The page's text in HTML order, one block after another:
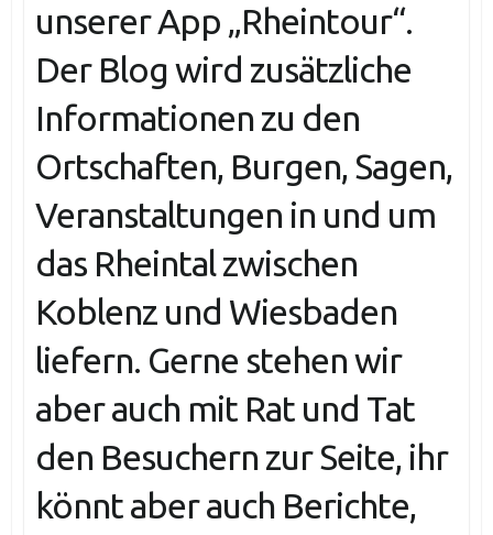
unserer App „Rheintour“.
Der Blog wird zusätzliche
Informationen zu den
Ortschaften, Burgen, Sagen,
Veranstaltungen in und um
das Rheintal zwischen
Koblenz und Wiesbaden
liefern. Gerne stehen wir
aber auch mit Rat und Tat
den Besuchern zur Seite, ihr
könnt aber auch Berichte,